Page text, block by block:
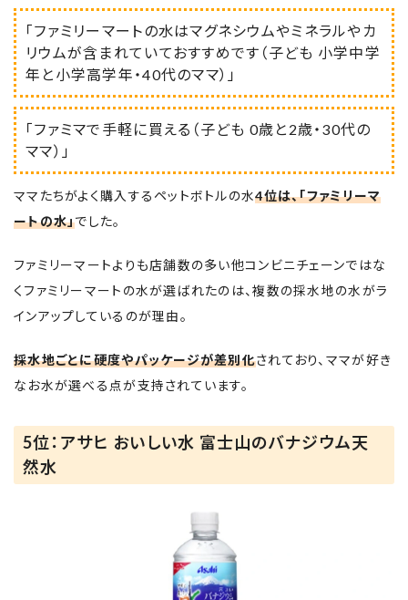
「ファミリーマートの水はマグネシウムやミネラルやカ
リウムが含まれていておすすめです（子ども 小学中学
年と小学高学年・40代のママ）」
「ファミマで手軽に買える（子ども 0歳と2歳・30代の
ママ）」
ママたちがよく購入するペットボトルの水4位は、「ファミリーマ
ートの水」でした。
ファミリーマートよりも店舗数の多い他コンビニチェーンではな
くファミリーマートの水が選ばれたのは、複数の採水地の水がラ
インアップしているのが理由。
採水地ごとに硬度やパッケージが差別化されており、ママが好き
なお水が選べる点が支持されています。
5位：アサヒ おいしい水 富士山のバナジウム天
然水